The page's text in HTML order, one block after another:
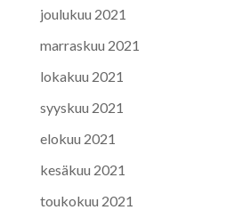
joulukuu 2021
marraskuu 2021
lokakuu 2021
syyskuu 2021
elokuu 2021
kesäkuu 2021
toukokuu 2021